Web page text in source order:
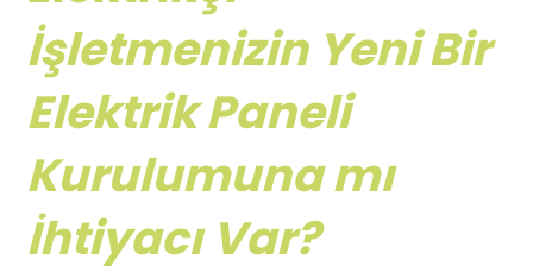
İşletmenizin Yeni Bir
Elektrik Paneli
Kurulumuna mı
İhtiyacı Var?